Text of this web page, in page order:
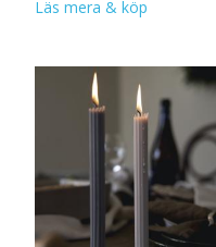
Läs mera & köp